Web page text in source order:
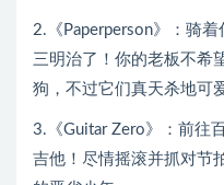
2.《Paperperson》：骑
三明治了！你的老板不希
狗，不过它们真天杀地可
3.《Guitar Zero》：前往
吉他！尽情摇滚并抓对节